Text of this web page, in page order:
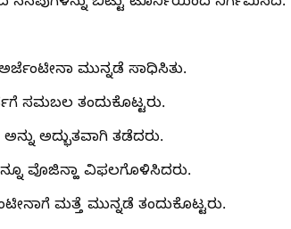
ಮುನ್ನಡೆ ಸಾಧಿಸಿತು.
ಸಮಬಲ ತಂದುಕೊಟ್ಟರು.
ಅದ್ಭುತವಾಗಿ ತಡೆದರು.
ವೊಜಿನ್ಹಾ ವಿಫಲಗೊಳಿಸಿದರು.
ಮತ್ತೆ ಮುನ್ನಡೆ ತಂದುಕೊಟ್ಟರು.